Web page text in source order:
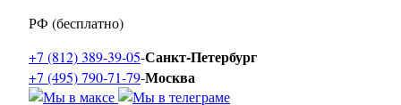
РФ (бесплатно)
+7 (812) 389-39-05-Санкт-Петербург
+7 (495) 790-71-79-Москва